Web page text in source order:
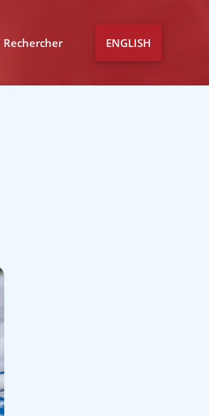
Rechercher ENGLISH